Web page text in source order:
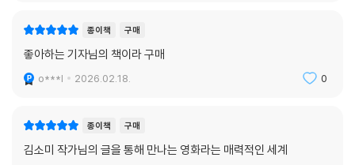
에게 새벽녘 도움을 청하는 사람과 그에게 응답하는 사람들이 있는 한 극
장은 유지될 것이라고 낙관해보고 싶다. 그리고 나는 극장에서 못다 한 말
내 방에서 열린 방으로 나아간다.
고레에다 히로카즈 감독은 왜 우리가 극장에서 영화를 보는 경험을 사랑하
종이책 구매
좋아하는 기자님의 책이라 구매
o***l 2026.02.18. 0
종이책 구매
김소미 작가님의 글을 통해 만나는 영화라는 매력적인 세계